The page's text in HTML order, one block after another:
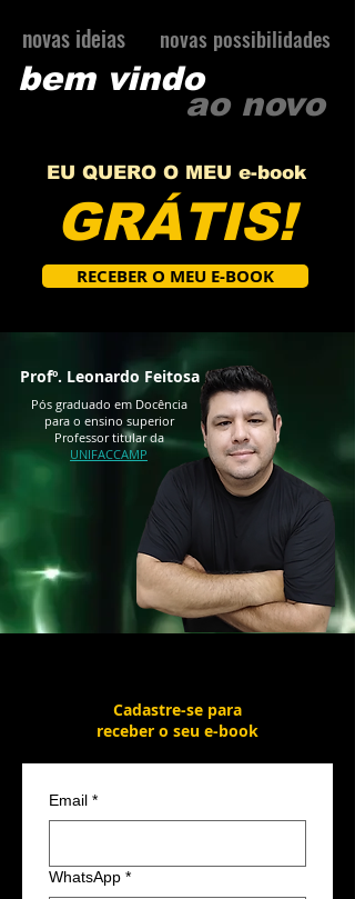
novas ideias novas possibilidades
bem vindo
ao novo
EU QUERO O MEU e-book
GRÁTIS!
RECEBER O MEU E-BOOK
Pós graduado em Docência
para o ensino superior
Professor titular da
UNIFACCAMP
Profº. Leonardo Feitosa
Cadastre-se para
receber o seu e-book
Email *
WhatsApp *